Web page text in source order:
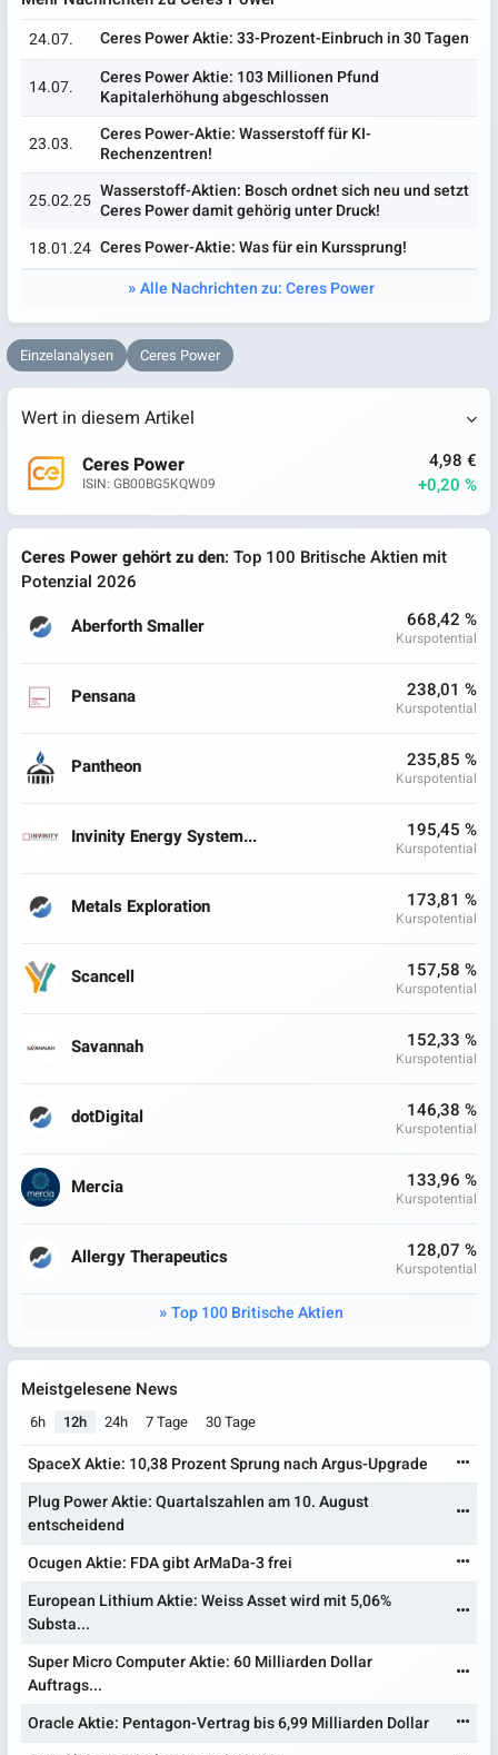
24.07. Ceres Power Aktie: 33-Prozent-Einbruch in 30 Tagen
14.07.
Ceres Power Aktie: 103 Millionen Pfund
Kapitalerhöhung abgeschlossen
23.03.
Ceres Power-Aktie: Wasserstoff für KI-
Rechenzentren!
25.02.25 Wasserstoff-Aktien: Bosch ordnet sich neu und setzt
Ceres Power damit gehörig unter Druck!
18.01.24 Ceres Power-Aktie: Was für ein Kurssprung!
Alle Nachrichten zu: Ceres Power
Einzelanalysen Ceres Power
Wert in diesem Artikel
Ceres Power
ISIN: GB00BG5KQW09
4,98 €
+0,20 %
Ceres Power gehört zu den: Top 100 Britische Aktien mit
Potenzial 2026
Aberforth Smaller
668,42 %
Kurspotential
Pensana 238,01 %
Kurspotential
Pantheon 235,85 %
Kurspotential
Invinity Energy System... 195,45 %
Kurspotential
Metals Exploration 173,81 %
Kurspotential
Scancell 157,58 %
Kurspotential
Savannah 152,33 %
Kurspotential
dotDigital 146,38 %
Kurspotential
Mercia 133,96 %
Kurspotential
Allergy Therapeutics 128,07 %
Kurspotential
Top 100 Britische Aktien
Meistgelesene News
6h 12h 24h 7 Tage 30 Tage
SpaceX Aktie: 10,38 Prozent Sprung nach Argus-Upgrade
Plug Power Aktie: Quartalszahlen am 10. August
entscheidend
Ocugen Aktie: FDA gibt ArMaDa-3 frei
European Lithium Aktie: Weiss Asset wird mit 5,06%
Substa...
Super Micro Computer Aktie: 60 Milliarden Dollar
Auftrags...
Oracle Aktie: Pentagon-Vertrag bis 6,99 Milliarden Dollar